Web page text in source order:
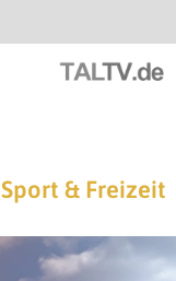
Sport & Freizeit